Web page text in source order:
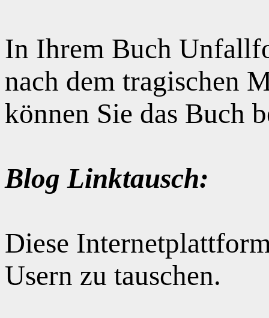
In Ihrem Buch
nach dem tragischen
können Sie das Buch
Blog Linktausch:
Diese
Usern zu tauschen.